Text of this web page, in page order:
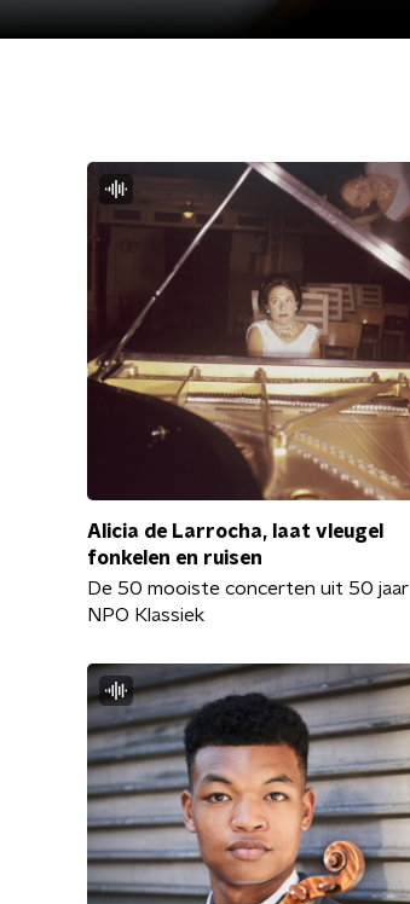
Alicia de Larrocha, laat vleugel
fonkelen en ruisen
De 50 mooiste concerten uit 50 jaar
NPO Klassiek